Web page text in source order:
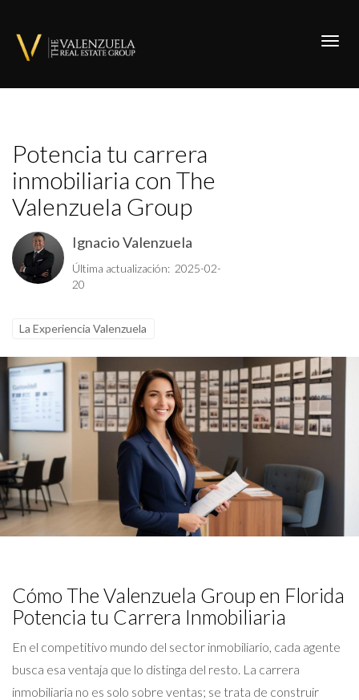
Potencia tu carrera
inmobiliaria con The
Valenzuela Group
Ignacio Valenzuela
Última actualización: 2025-02-
20
La Experiencia Valenzuela
Cómo The Valenzuela Group en Florida
Potencia tu Carrera Inmobiliaria
En el competitivo mundo del sector inmobiliario, cada agente
busca esa ventaja que lo distinga del resto. La carrera
inmobiliaria no es solo sobre ventas; se trata de construir